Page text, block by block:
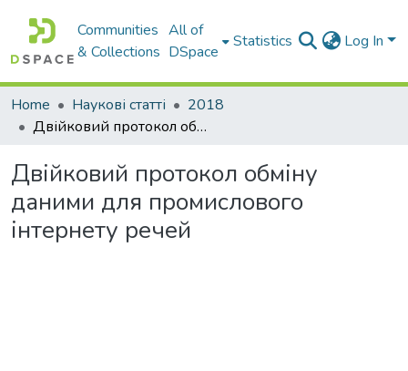
Communities
& Collections
All of
DSpace
Statistics Log In
Home Наукові статті
2018
Двійковий протокол обміну даними для промислового інтернету речей
Двійковий протокол обміну
даними для промислового
інтернету речей